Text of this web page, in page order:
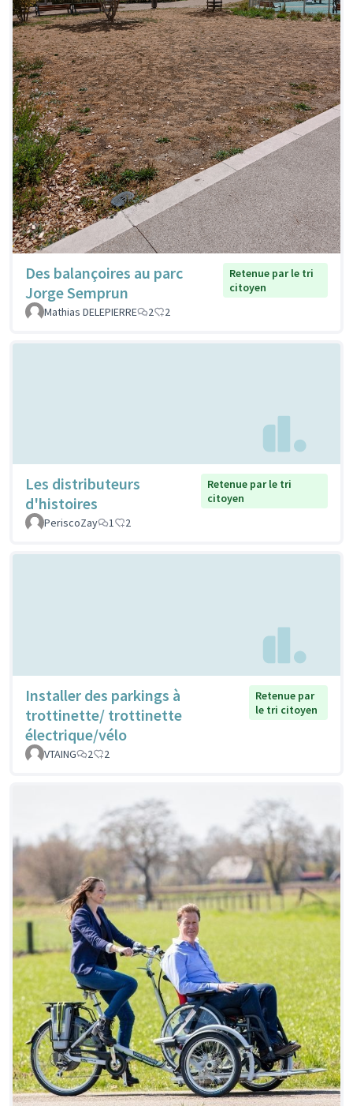
Des balançoires au parc
Jorge Semprun
Retenue par le tri
citoyen
Mathias DELEPIERRE
2 2
Les distributeurs
d'histoires
Retenue par le tri
citoyen
PeriscoZay
1 2
Installer des parkings à
trottinette/ trottinette
électrique/vélo
Retenue par
le tri citoyen
VTAING 2 2